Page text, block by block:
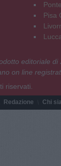
Pisa
editoriale di
on line
riservati.
Redazione Chi